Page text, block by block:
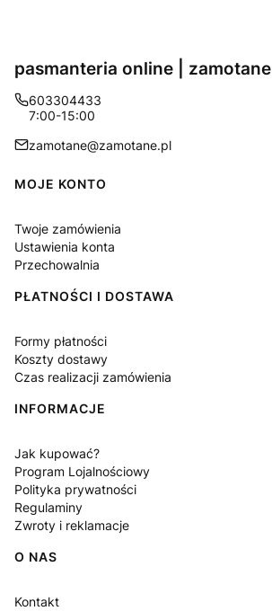
pasmanteria online | zamotane
603304433
7:00-15:00
zamotane@zamotane.pl
Linki w stopce
MOJE KONTO
Twoje zamówienia
Ustawienia konta
Przechowalnia
PŁATNOŚCI I DOSTAWA
Formy płatności
Koszty dostawy
Czas realizacji zamówienia
INFORMACJE
Jak kupować?
Program Lojalnościowy
Polityka prywatności
Regulaminy
Zwroty i reklamacje
O NAS
Kontakt